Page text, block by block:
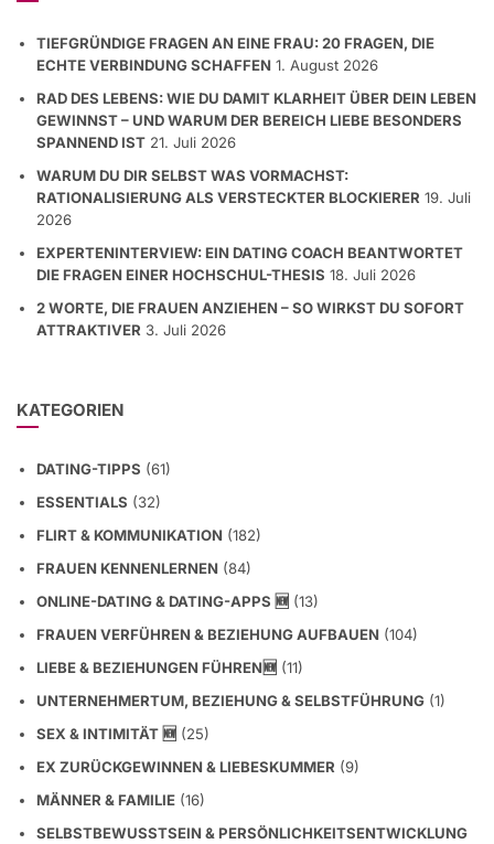
TIEFGRÜNDIGE FRAGEN AN EINE FRAU: 20 FRAGEN, DIE
ECHTE VERBINDUNG SCHAFFEN 1. August 2026
RAD DES LEBENS: WIE DU DAMIT KLARHEIT ÜBER DEIN LEBEN
GEWINNST – UND WARUM DER BEREICH LIEBE BESONDERS
SPANNEND IST 21. Juli 2026
WARUM DU DIR SELBST WAS VORMACHST:
RATIONALISIERUNG ALS VERSTECKTER BLOCKIERER 19. Juli
2026
EXPERTENINTERVIEW: EIN DATING COACH BEANTWORTET
DIE FRAGEN EINER HOCHSCHUL-THESIS 18. Juli 2026
2 WORTE, DIE FRAUEN ANZIEHEN – SO WIRKST DU SOFORT
ATTRAKTIVER 3. Juli 2026
KATEGORIEN
DATING-TIPPS (61)
ESSENTIALS (32)
FLIRT & KOMMUNIKATION (182)
FRAUEN KENNENLERNEN (84)
ONLINE-DATING & DATING-APPS 🆕 (13)
FRAUEN VERFÜHREN & BEZIEHUNG AUFBAUEN (104)
LIEBE & BEZIEHUNGEN FÜHREN🆕 (11)
UNTERNEHMERTUM, BEZIEHUNG & SELBSTFÜHRUNG (1)
SEX & INTIMITÄT 🆕 (25)
EX ZURÜCKGEWINNEN & LIEBESKUMMER (9)
MÄNNER & FAMILIE (16)
SELBSTBEWUSSTSEIN & PERSÖNLICHKEITSENTWICKLUNG